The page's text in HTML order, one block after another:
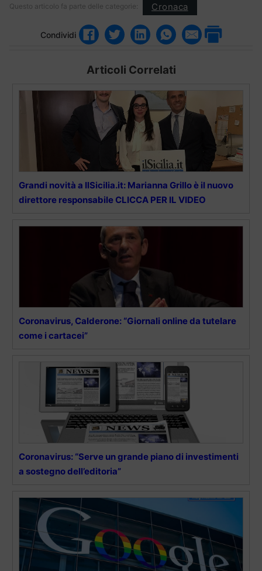
Questo articolo fa parte delle categorie: Cronaca
Condividi
Articoli Correlati
Grandi novità a IlSicilia.it: Marianna Grillo è il nuovo
direttore responsabile CLICCA PER IL VIDEO
Coronavirus, Calderone: “Giornali online da tutelare
come i cartacei”
Coronavirus: “Serve un grande piano di investimenti
a sostegno dell’editoria”